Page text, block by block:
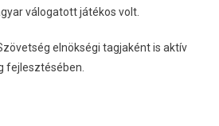
válogatott játékos volt.
elnökségi tagjaként is aktív
fejlesztésében.